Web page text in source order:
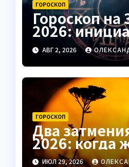
ГОРОСКОП
Гороскоп на
2026:
Овнов,
Рыб
АВГ 2, 2026
ГОРОСКОП
Два
2026: когда
удачи в
ИЮЛ 29, 2026